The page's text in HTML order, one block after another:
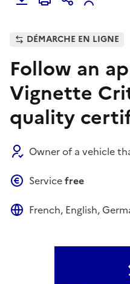
DÉMARCHE EN LIGNE
Follow an
Vignette
quality
Owner of a vehicle
Servicefree
French, English,